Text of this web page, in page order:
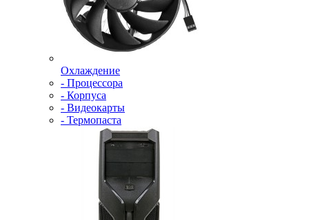
Охлаждение
- Процессора
- Корпуса
- Видеокарты
- Термопаста